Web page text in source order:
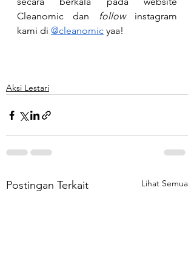
Cleanomic dan
follow instagram
kami di @cleanomic yaa!
Aksi Lestari
Postingan Terkait Lihat Semua